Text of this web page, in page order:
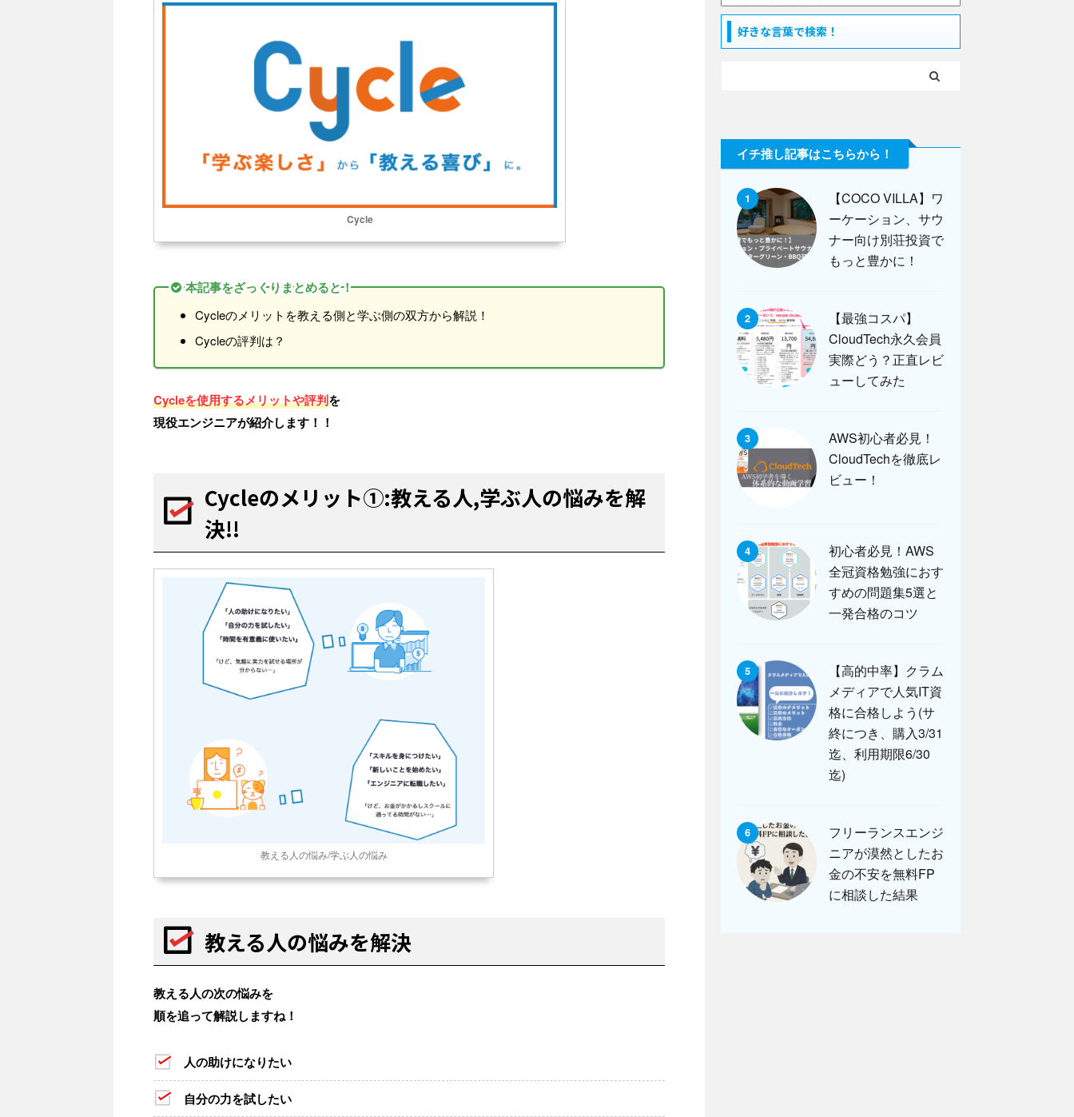
Cycle
本記事をざっくりまとめると！
Cycleのメリットを教える側と学ぶ側の双方から解説！
Cycleの評判は？
Cycleを使用するメリットや評判を
現役エンジニアが紹介します！！
Cycleのメリット①:教える人,学ぶ人の悩みを解
決!!
教える人の悩み/学ぶ人の悩み
教える人の悩みを解決
教える人の次の悩みを
順を追って解説しますね！
人の助けになりたい
自分の力を試したい
好きな言葉で検索！
イチ推し記事はこちらから！
1
【COCO VILLA】ワ
ーケーション、サウ
ナー向け別荘投資で
もっと豊かに！
2
【最強コスパ】
CloudTech永久会員
実際どう？正直レビ
ューしてみた
3
AWS初心者必見！
CloudTechを徹底レ
ビュー！
4
初心者必見！AWS
全冠資格勉強におす
すめの問題集5選と
一発合格のコツ
5
【高的中率】クラム
メディアで人気IT資
格に合格しよう(サ
終につき、購入3/31
迄、利用期限6/30
迄)
6
フリーランスエンジ
ニアが漠然としたお
金の不安を無料FP
に相談した結果